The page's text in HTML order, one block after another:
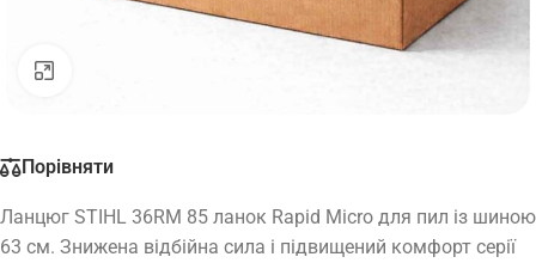
Порівняти
Ланцюг STIHL 36RM 85 ланок Rapid Micro для пил із шиною
63 см. Знижена відбійна сила і підвищений комфорт серії